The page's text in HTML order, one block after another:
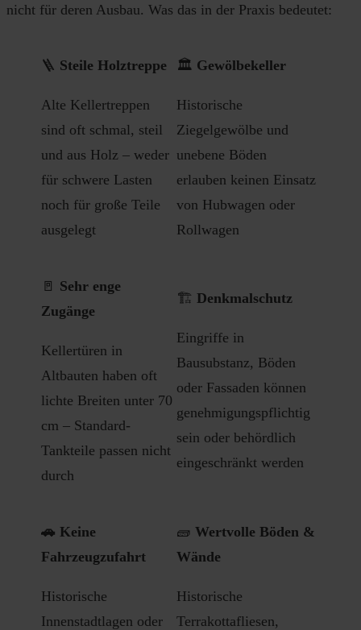
nicht für deren Ausbau. Was das in der Praxis bedeutet:
🪜 Steile Holztreppe
Alte Kellertreppen
sind oft schmal, steil
und aus Holz – weder
für schwere Lasten
noch für große Teile
ausgelegt
🏛️ Gewölbekeller
Historische
Ziegelgewölbe und
unebene Böden
erlauben keinen Einsatz
von Hubwagen oder
Rollwagen
🚪 Sehr enge
Zugänge
Kellertüren in
Altbauten haben oft
lichte Breiten unter 70
cm – Standard-
Tankteile passen nicht
durch
🏗️ Denkmalschutz
Eingriffe in
Bausubstanz, Böden
oder Fassaden können
genehmigungspflichtig
sein oder behördlich
eingeschränkt werden
🚗 Keine
Fahrzeugzufahrt
Historische
Innenstadtlagen oder
🧱 Wertvolle Böden &
Wände
Historische
Terrakottafliesen,